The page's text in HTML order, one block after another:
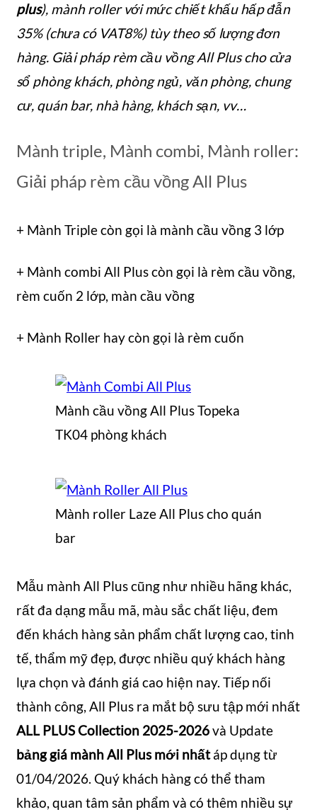
plus), mành roller với mức chiết khấu hấp đẫn
35% (chưa có VAT8%) tùy theo số lượng đơn
hàng. Giải pháp rèm cầu vồng All Plus cho cửa
sổ phòng khách, phòng ngủ, văn phòng, chung
cư, quán bar, nhà hàng, khách sạn, vv…
Mành triple, Mành combi, Mành roller:
Giải pháp rèm cầu vồng All Plus
+ Mành Triple còn gọi là mành cầu vồng 3 lớp
+ Mành combi All Plus còn gọi là rèm cầu vồng,
rèm cuốn 2 lớp, màn cầu vồng
+ Mành Roller hay còn gọi là rèm cuốn
Mành cầu vồng All Plus Topeka
TK04 phòng khách
Mành roller Laze All Plus cho quán
bar
Mẫu mành All Plus cũng như nhiều hãng khác,
rất đa dạng mẫu mã, màu sắc chất liệu, đem
đến khách hàng sản phẩm chất lượng cao, tinh
tế, thẩm mỹ đẹp, được nhiều quý khách hàng
lựa chọn và đánh giá cao hiện nay. Tiếp nối
thành công, All Plus ra mắt bộ sưu tập mới nhất
ALL PLUS Collection 2025-2026và Update
bảng giá mành All Plus mới nhấtáp dụng từ
01/04/2026. Quý khách hàng có thể tham
khảo, quan tâm sản phẩm và có thêm nhiều sự